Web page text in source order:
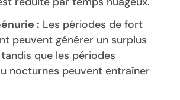
: Les périodes de fort
peuvent générer un surplus
que les périodes
nocturnes peuvent entraîner